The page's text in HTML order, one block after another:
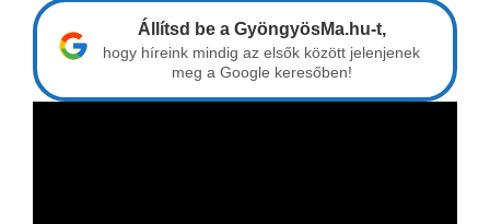
Állítsd be a GyöngyösMa.hu-t,
hogy híreink mindig az elsők között jelenjenek
meg a Google keresőben!